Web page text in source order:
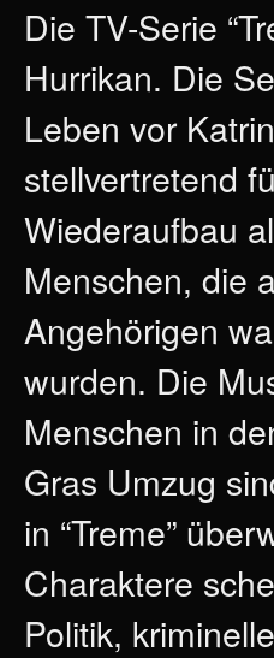
Die TV-Serie
Hurrikan. Die
Leben vor
stellvertretend
Wiederaufbau
Menschen, die
Angehörigen
wurden. Die
Menschen in
Gras Umzug
in “Treme”
Charaktere
Politik,